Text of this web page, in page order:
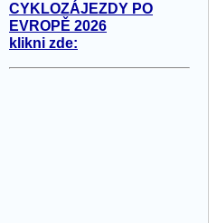
CYKLOZÁJEZDY PO
EVROPĚ 2026
klikni zde: